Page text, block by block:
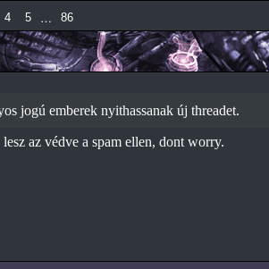
4 5 … 86
jogú emberek nyithassanak új threadet.
az védve a spam ellen, dont worry.